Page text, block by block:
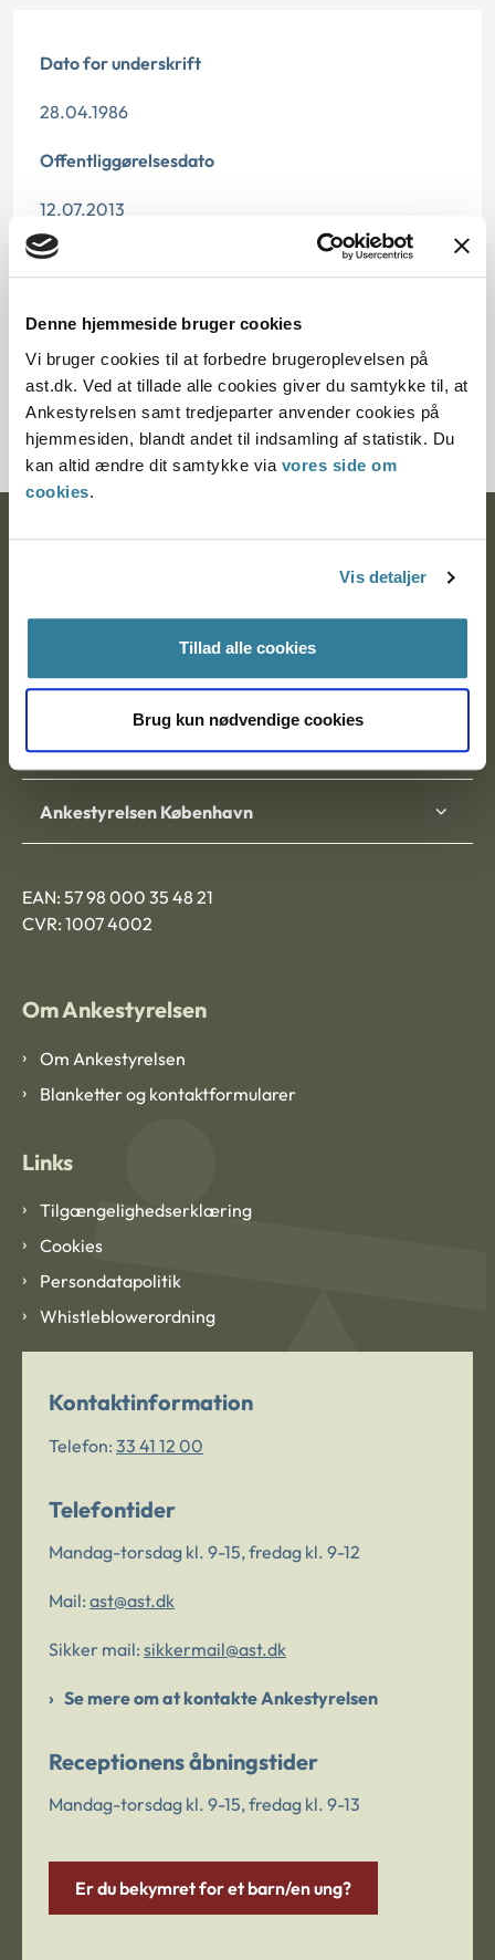
Denne hjemmeside bruger cookies
Vi bruger cookies til at forbedre brugeroplevelsen på
ast.dk. Ved at tillade alle cookies giver du samtykke til, at
Ankestyrelsen samt tredjeparter anvender cookies på
hjemmesiden, blandt andet til indsamling af statistik. Du
kan altid ændre dit samtykke via vores side om
cookies.
Vis detaljer
Tillad alle cookies
Brug kun nødvendige cookies
Dato for underskrift
28.04.1986
Offentliggørelsesdato
12.07.2013
Paragraf
Journalnummer
15552-83
Ankestyrelsen
Ankestyrelsen Aalborg
Ankestyrelsen København
EAN: 57 98 000 35 48 21
CVR: 1007 4002
Om Ankestyrelsen
Om Ankestyrelsen
Blanketter og kontaktformularer
Links
Tilgængelighedserklæring
Cookies
Persondatapolitik
Whistleblowerordning
Kontaktinformation
Telefon: 33 41 12 00
Telefontider
Mandag-torsdag kl. 9-15, fredag kl. 9-12
Mail: ast@ast.dk
Sikker mail: sikkermail@ast.dk
Se mere om at kontakte Ankestyrelsen
Receptionens åbningstider
Mandag-torsdag kl. 9-15, fredag kl. 9-13
Er du bekymret for et barn/en ung?